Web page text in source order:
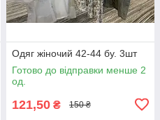
Одяг жіночий 42-44 бу. 3шт
Готово до відправки менше 2
од.
121,50 ₴ 150 ₴